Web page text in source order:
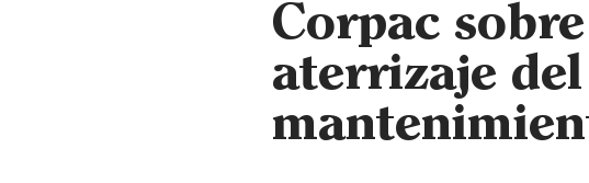
Corpac
aterrizaje del